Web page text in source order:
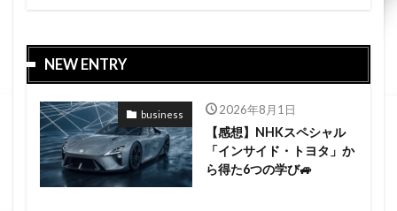
NEW ENTRY
business 2026年8月1日
【感想】NHKスペシャル
「インサイド・トヨタ」か
ら得た6つの学び🚙